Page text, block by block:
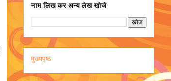
नाम लिख कर अन्य लेख खोजें
मुख्यपृष्ठ